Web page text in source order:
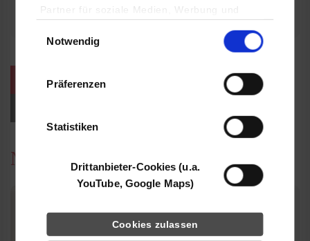
Partner für soziale Medien, Werbung und
YouTube, Google Maps) führen diese
Daten zusammen, die Sie ihnen bereitgestellt
haben oder die sie im Rahmen Ihrer Nutzung
Notwendig
Präferenzen
Statistiken
Drittanbieter-Cookies (u.a.
YouTube, Google Maps)
Cookies zulassen
weitere Veranstaltungen / Termine
News